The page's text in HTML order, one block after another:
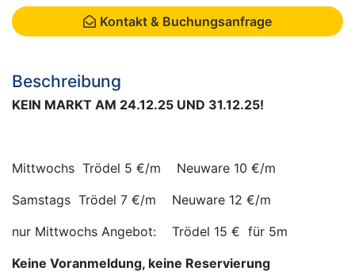
Kontakt & Buchungsanfrage
Beschreibung
KEIN MARKT AM 24.12.25 UND 31.12.25!
Mittwochs Trödel 5 €/m Neuware 10 €/m
Samstags Trödel 7 €/m Neuware 12 €/m
nur Mittwochs Angebot: Trödel 15 € für 5m
Keine Voranmeldung, keine Reservierung